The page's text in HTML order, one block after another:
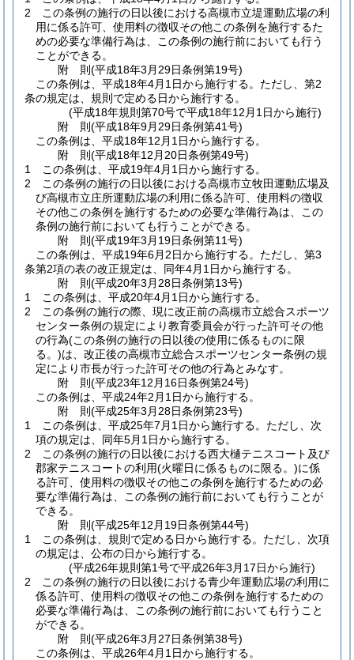
2
この条例の施行の日以後における高槻市立堤運動広場の利
用に係る許可、使用料の徴収その他この条例を施行するた
めの必要な準備行為は、この条例の施行前においても行う
ことができる。
附 則(平成18年3月29日条例第19号)
この条例は、平成18年4月1日から施行する。 ただし、第2
条の規定は、規則で定める日から施行する。
(平成18年規則第70号で平成18年12月1日から施行)
附 則(平成18年9月29日条例第41号)
この条例は、平成18年12月1日から施行する。
附 則(平成18年12月20日条例第49号)
1
この条例は、平成19年4月1日から施行する。
2
この条例の施行の日以後における高槻市立牧田運動広場及
び高槻市立庄所運動広場の利用に係る許可、使用料の徴収
その他この条例を施行するための必要な準備行為は、この
条例の施行前においても行うことができる。
附 則(平成19年3月19日条例第11号)
この条例は、平成19年6月2日から施行する。 ただし、第3
条第2項の表の改正規定は、同年4月1日から施行する。
附 則(平成20年3月28日条例第13号)
1
この条例は、平成20年4月1日から施行する。
2
この条例の施行の際、現に改正前の高槻市立総合スポーツ
センター条例の規定により教育委員会が行った許可その他
の行為(この条例の施行の日以後の使用に係るものに限
る。)は、改正後の高槻市立総合スポーツセンター条例の規
定により市長が行った許可その他の行為とみなす。
附 則(平成23年12月16日条例第24号)
この条例は、平成24年2月1日から施行する。
附 則(平成25年3月28日条例第23号)
1
この条例は、平成25年7月1日から施行する。 ただし、次
項の規定は、同年5月1日から施行する。
2
この条例の施行の日以後における西大樋テニスコート及び
郡家テニスコートの利用(火曜日に係るものに限る。)に係
る許可、使用料の徴収その他この条例を施行するための必
要な準備行為は、この条例の施行前においても行うことが
できる。
附 則(平成25年12月19日条例第44号)
1
この条例は、規則で定める日から施行する。 ただし、次項
の規定は、公布の日から施行する。
(平成26年規則第1号で平成26年3月17日から施行)
2
この条例の施行の日以後における青少年運動広場の利用に
係る許可、使用料の徴収その他この条例を施行するための
必要な準備行為は、この条例の施行前においても行うこと
ができる。
附 則(平成26年3月27日条例第38号)
この条例は、平成26年4月1日から施行する。